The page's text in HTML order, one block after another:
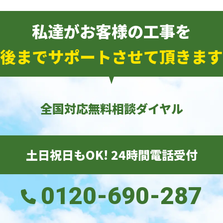
私達がお客様の工事を
までサポートさせて頂きま
全国対応無料相談ダイヤル
土日祝日もOK! 24時間電話受付
0120-690-287